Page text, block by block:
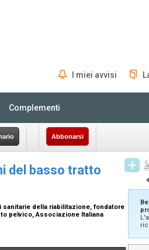
I miei avvisi
Complementi
Abbonarsi
del basso tratto
della riabilitazione, fondatore
pelvico, Associazione Italiana